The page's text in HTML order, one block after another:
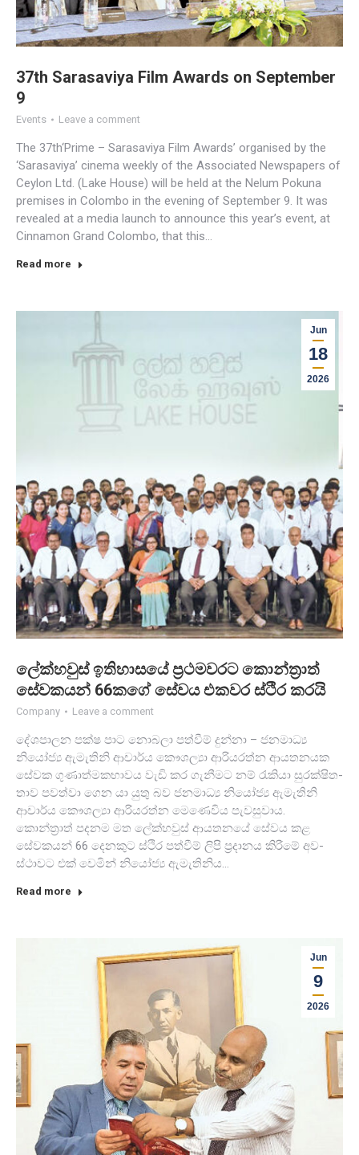
37th Sarasaviya Film Awards on September
9
Events Leave a comment
The 37th‘Prime – Sarasaviya Film Awards’ organised by the
‘Sarasaviya’ cinema weekly of the Associated Newspapers of
Ceylon Ltd. (Lake House) will be held at the Nelum Pokuna
premises in Colombo in the evening of September 9. It was
revealed at a media launch to announce this year’s event, at
Cinnamon Grand Colombo, that this…
Read more
Jun
18
2026
ලේක්හ­වුස් ඉතිහාසයේ ප්‍රථමවරට කොන්ත්‍රාත්
සේවකයන් 66කගේ සේවය එකවර ස්ථිර කරයි
Company Leave a comment
දේශපාලන පක්ෂ පාට නොබලා පත්වීම් දුන්නා – ජන­මාධ්‍ය
නියෝජ්‍ය ඇමැ­තිනි ආචාර්ය කෞශල්‍යා ආරි­ය­රත්න ආය­ත­න­යක
සේවක ගුණා­ත්ම­ක­භා­වය වැඩි කර ගැනී­මට නම් රැකියා සුර­ක්ෂි­ත­
තාව පවත්වා ගෙන යා යුතු බව ජන­මාධ්‍ය නියෝජ්‍ය ඇමැ­තිනි
ආචාර්ය කෞශල්‍යා ආරි­ය­රත්න මෙණෙ­විය පැව­සු­වාය.
කොන්ත්‍රාත් පද­නම මත ලේක්හ­වුස් ආය­ත­නයේ සේවය කළ
සේව­ක­යන් 66 දෙන­කුට ස්ථිර පත්වීම් ලිපි ප්‍රදා­නය කිරීමේ අව­
ස්ථා­වට එක් වෙමින් නියෝජ්‍ය ඇමැ­ති­නිය…
Read more
Jun
9
2026